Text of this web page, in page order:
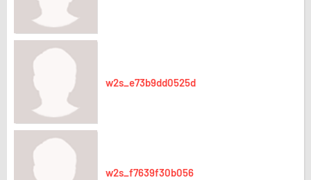
w2s_e73b9dd0525d
w2s_f7639f30b056